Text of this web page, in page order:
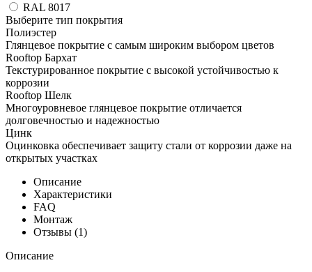
RAL 8017
Выберите тип покрытия
Полиэстер
Глянцевое покрытие с самым широким выбором цветов
Rooftop Бархат
Текстурированное покрытие с высокой устойчивостью к
коррозии
Rooftop Шелк
Многоуровневое глянцевое покрытие отличается
долговечностью и надежностью
Цинк
Оцинковка обеспечивает защиту стали от коррозии даже на
открытых участках
Описание
Характеристики
FAQ
Монтаж
Отзывы (1)
Описание